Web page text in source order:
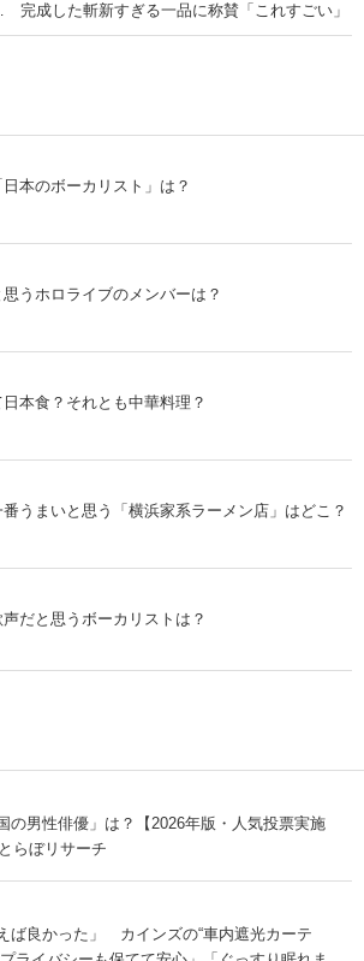
成した斬新すぎる一品に称賛「これすごい」
本のボーカリスト」は？
うホロライブのメンバーは？
本食？それとも中華料理？
うまいと思う「横浜家系ラーメン店」はどこ？
だと思うボーカリストは？
の男性俳優」は？【2026年版・人気投票実施
らぼリサーチ
ば良かった」 カインズの“車内遮光カーテ